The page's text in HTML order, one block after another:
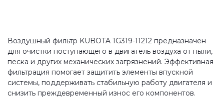
Воздушный фильтр KUBOTA 1G319-11212 предназначен
для очистки поступающего в двигатель воздуха от пыли,
песка и других механических загрязнений. Эффективная
фильтрация помогает защитить элементы впускной
системы, поддерживать стабильную работу двигателя и
снизить преждевременный износ его компонентов.